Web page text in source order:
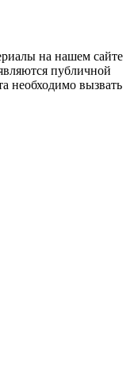
на нашем сайте
публичной
необходимо вызвать